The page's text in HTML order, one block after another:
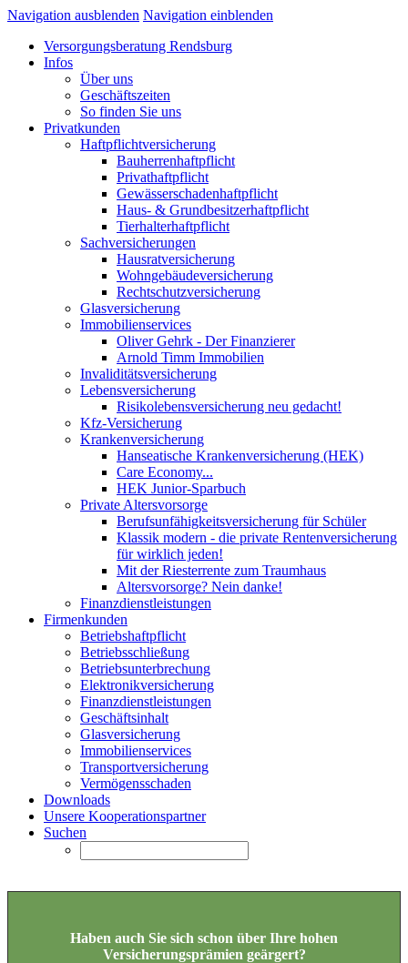
Navigation ausblenden Navigation einblenden
Versorgungsberatung Rendsburg
Infos
Über uns
Geschäftszeiten
So finden Sie uns
Privatkunden
Haftpflichtversicherung
Bauherrenhaftpflicht
Privathaftpflicht
Gewässerschadenhaftpflicht
Haus- & Grundbesitzerhaftpflicht
Tierhalterhaftpflicht
Sachversicherungen
Hausratversicherung
Wohngebäudeversicherung
Rechtschutzversicherung
Glasversicherung
Immobilienservices
Oliver Gehrk - Der Finanzierer
Arnold Timm Immobilien
Invaliditätsversicherung
Lebensversicherung
Risikolebensversicherung neu gedacht!
Kfz-Versicherung
Krankenversicherung
Hanseatische Krankenversicherung (HEK)
Care Economy...
HEK Junior-Sparbuch
Private Altersvorsorge
Berufsunfähigkeitsversicherung für Schüler
Klassik modern - die private Rentenversicherung
für wirklich jeden!
Mit der Riesterrente zum Traumhaus
Altersvorsorge? Nein danke!
Finanzdienstleistungen
Firmenkunden
Betriebshaftpflicht
Betriebsschließung
Betriebsunterbrechung
Elektronikversicherung
Finanzdienstleistungen
Geschäftsinhalt
Glasversicherung
Immobilienservices
Transportversicherung
Vermögensschaden
Downloads
Unsere Kooperationspartner
Suchen
Haben auch Sie sich schon über Ihre hohen
Versicherungsprämien geärgert?